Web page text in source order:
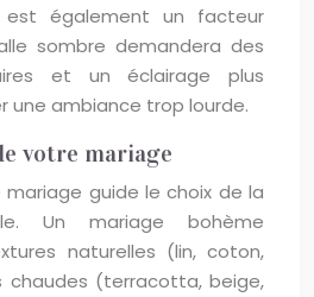
est également un facteur
sombre demandera des
et un éclairage plus
une ambiance trop lourde.
votre mariage
guide le choix de la
Un mariage bohème
naturelles (lin, coton,
chaudes (terracotta, beige,